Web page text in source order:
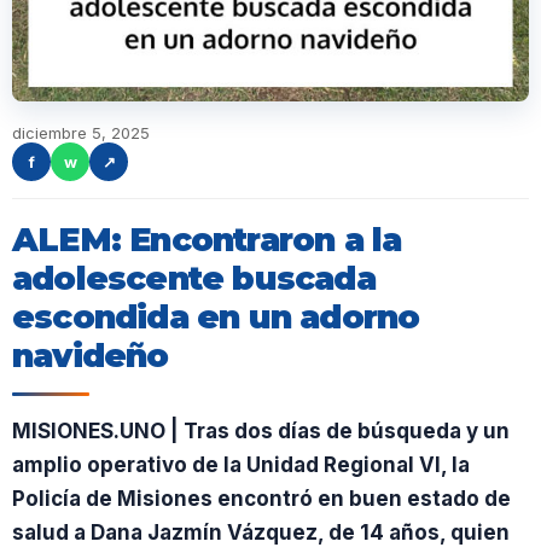
diciembre 5, 2025
f
w ↗
ALEM: Encontraron a la
adolescente buscada
escondida en un adorno
navideño
MISIONES.UNO | Tras dos días de búsqueda y un
amplio operativo de la Unidad Regional VI, la
Policía de Misiones encontró en buen estado de
salud a Dana Jazmín Vázquez, de 14 años, quien